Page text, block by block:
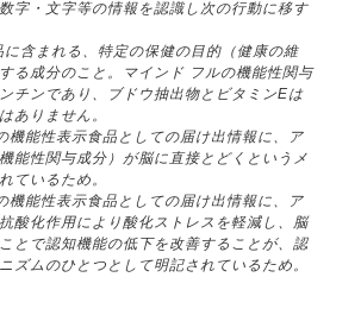
字・文字等の情報を認識し次の行動に移す
含まれる、特定の保健の目的（健康の維
る成分のこと。マインド フルの機能性関与
チンであり、ブドウ抽出物とビタミンEは
ありません。
機能性表示食品としての届け出情報に、ア
能性関与成分）が脳に直接とどくというメ
ているため。
機能性表示食品としての届け出情報に、ア
酸化作用により酸化ストレスを軽減し、脳
とで認知機能の低下を改善することが、認
ズムのひとつとして明記されているため。